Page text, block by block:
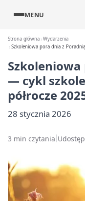
MENU
Strona główna Wydarzenia
Szkoleniowa pora dnia z
— cykl
półrocze
28 stycznia 2026
3 min czytania